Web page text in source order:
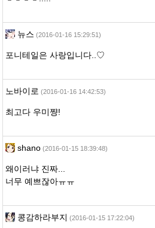
뉴스 (2016-01-16 15:29:51)
포니테일은 사랑입니다..♡
노바이로 (2016-01-16 14:42:53)
최고다 우미쨩!
shano (2016-01-15 18:39:48)
왜이러냐 진짜...
너무 예쁘잖아ㅠㅠ
콩감하라부지 (2016-01-15 17:22:04)